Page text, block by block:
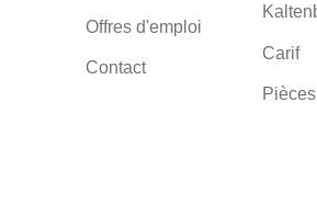
Offres d'emploi
Contact
Carif